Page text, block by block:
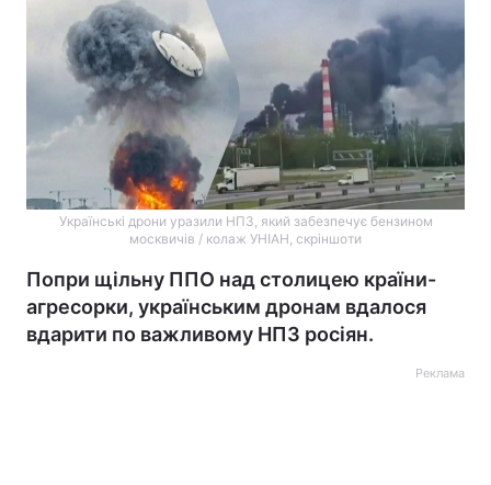
Українські дрони уразили НПЗ, який забезпечує бензином
москвичів / колаж УНІАН, скріншоти
Попри щільну ППО над столицею країни-
агресорки, українським дронам вдалося
вдарити по важливому НПЗ росіян.
Реклама